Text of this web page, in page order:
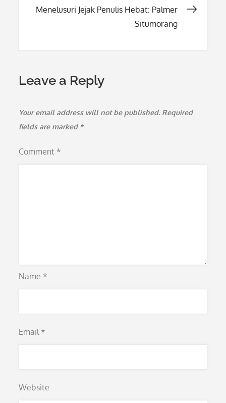
navigation
Menelusuri Jejak Penulis Hebat: Palmer
Situmorang
Leave a Reply
Your email address will not be published. Required
fields are marked *
Comment *
Name *
Email *
Website